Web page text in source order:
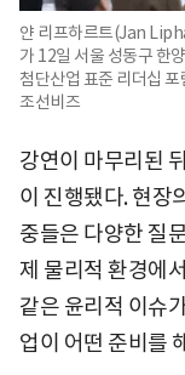
얀 리프하르트(Jan
가 12일 서울 성동구 한
첨단산업 표준 리더십
조선비즈
강연이 마무리된
이 진행됐다. 현장
중들은 다양한 질
제 물리적 환경에
같은 윤리적 이슈
업이 어떤 준비를